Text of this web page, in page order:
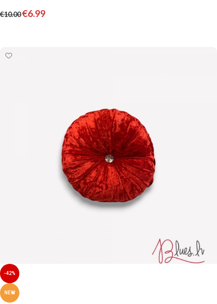
€10.00€6.99
-42%
NEW